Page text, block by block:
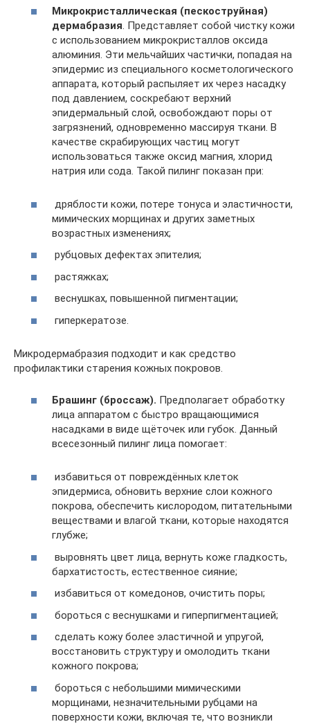
Микрокристаллическая (пескоструйная)
дермабразия. Представляет собой чистку кожи
с использованием микрокристаллов оксида
алюминия. Эти мельчайших частички, попадая на
эпидермис из специального косметологического
аппарата, который распыляет их через насадку
под давлением, соскребают верхний
эпидермальный слой, освобождают поры от
загрязнений, одновременно массируя ткани. В
качестве скрабирующих частиц могут
использоваться также оксид магния, хлорид
натрия или сода. Такой пилинг показан при:
дряблости кожи, потере тонуса и эластичности,
мимических морщинах и других заметных
возрастных изменениях;
рубцовых дефектах эпителия;
растяжках;
веснушках, повышенной пигментации;
гиперкератозе.
Микродермабразия подходит и как средство
профилактики старения кожных покровов.
Брашинг (броссаж). Предполагает обработку
лица аппаратом с быстро вращающимися
насадками в виде щёточек или губок. Данный
всесезонный пилинг лица помогает:
избавиться от повреждённых клеток
эпидермиса, обновить верхние слои кожного
покрова, обеспечить кислородом, питательными
веществами и влагой ткани, которые находятся
глубже;
выровнять цвет лица, вернуть коже гладкость,
бархатистость, естественное сияние;
избавиться от комедонов, очистить поры;
бороться с веснушками и гиперпигментацией;
сделать кожу более эластичной и упругой,
восстановить структуру и омолодить ткани
кожного покрова;
бороться с небольшими мимическими
морщинами, незначительными рубцами на
поверхности кожи, включая те, что возникли